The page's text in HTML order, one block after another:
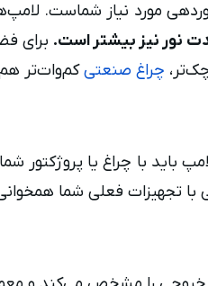
نیاز شماست. لامپ‌های متال هالید در
نور نیز بیشتر است. برای
چراغ صنعتیکم‌وات‌تر
باید با چراغ یا پروژکتور
با تجهیزات فعلی شما